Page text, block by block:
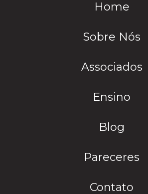
Home
Sobre Nós
Associados
Ensino
Blog
Pareceres
Contato